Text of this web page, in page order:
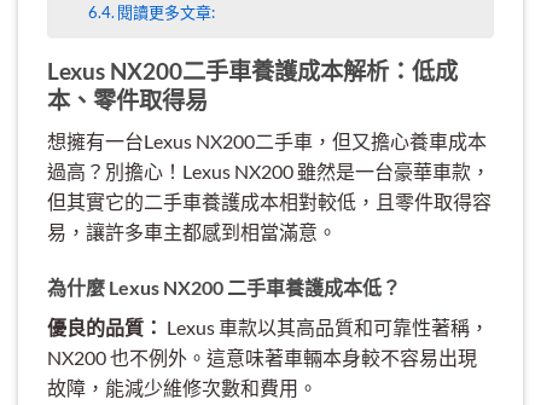
閱讀更多文章:
Lexus NX200二手車養護成本解析：低成
本、零件取得易
想擁有一台Lexus NX200二手車，但又擔心養車成本
過高？別擔心！Lexus NX200 雖然是一台豪華車款，
但其實它的二手車養護成本相對較低，且零件取得容
易，讓許多車主都感到相當滿意。
為什麼 Lexus NX200 二手車養護成本低？
優良的品質： Lexus 車款以其高品質和可靠性著稱，
NX200 也不例外。這意味著車輛本身較不容易出現
故障，能減少維修次數和費用。